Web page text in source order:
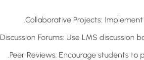
Collaborative Projects:
Discussion Forums: Use LMS
Peer Reviews: Encourage students